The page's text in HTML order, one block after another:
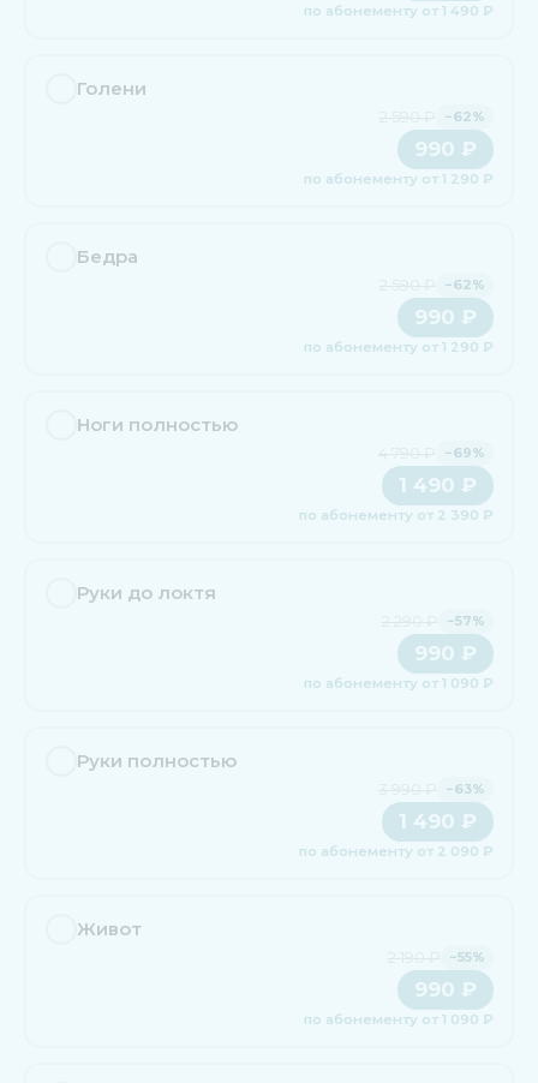
по абонементу от 1 490 ₽
Голени
−62%
990 ₽
по абонементу от 1 290 ₽
Бедра
−62%
990 ₽
по абонементу от 1 290 ₽
Ноги полностью
−69%
1 490 ₽
по абонементу от 2 390 ₽
Руки до локтя
−57%
990 ₽
по абонементу от 1 090 ₽
Руки полностью
−63%
1 490 ₽
по абонементу от 2 090 ₽
Живот
−55%
990 ₽
по абонементу от 1 090 ₽